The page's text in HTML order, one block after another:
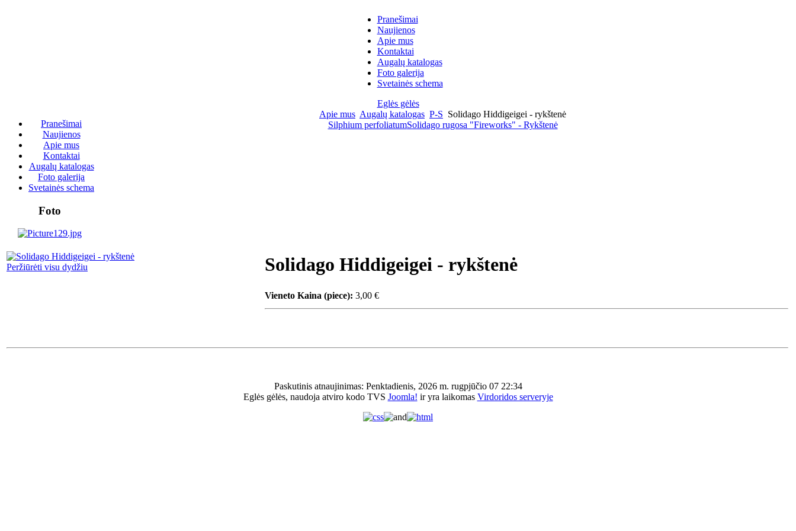
Pranešimai
Naujienos
Apie mus
Kontaktai
Augalų katalogas
Foto galerija
Svetainės schema
Eglės gėlės
Pranešimai
Naujienos
Apie mus
Kontaktai
Augalų katalogas
Foto galerija
Svetainės schema
Foto
Apie mus Augalų katalogas P-S Solidago Hiddigeigei - rykštenė
Silphium perfoliatumSolidago rugosa "Fireworks" - Rykštenė
Peržiūrėti visu dydžiu Solidago Hiddigeigei - rykštenė
Vieneto Kaina (piece): 3,00 €
Paskutinis atnaujinimas: Penktadienis, 2026 m. rugpjūčio 07 22:34
Eglės gėlės, naudoja atviro kodo TVS Joomla! ir yra laikomas Virdoridos serveryje